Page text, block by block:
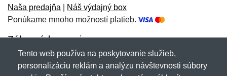
E-mail:
Správa*
Správa*
Naša predajňa
Náš výdajný box
Ponúkame mnoho možností platieb.
Zákaznícky servis
Novinky emailom
Tento web používa na poskytovanie služieb,
personalizáciu reklám a analýzu návštevnosti súbory